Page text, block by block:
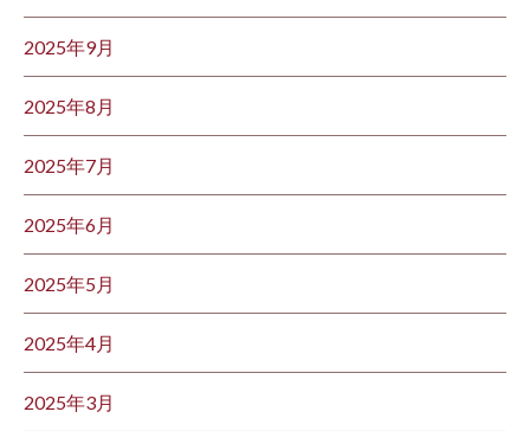
2025年9月
2025年8月
2025年7月
2025年6月
2025年5月
2025年4月
2025年3月